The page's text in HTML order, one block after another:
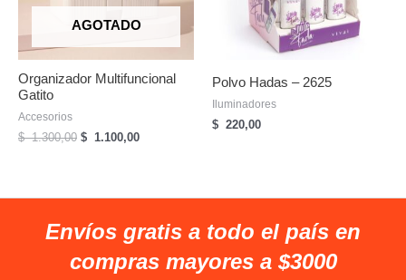
AGOTADO
Organizador Multifuncional
Gatito
Accesorios
$1.300,00 El
$
$ 1.100,00El
$
Polvo Hadas – 2625
Iluminadores
$ 220,00
Envíos gratis a todo el país en
compras mayores a $3000